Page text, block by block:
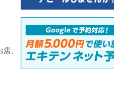
、